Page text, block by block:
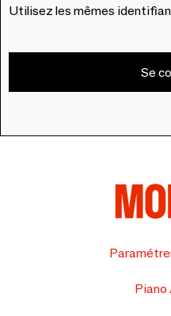
Utilisez les mêmes
Se
Piano